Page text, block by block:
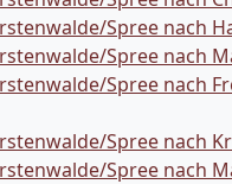
Spree nach
Spree nach
Spree nach
Spree nach
Spree nach